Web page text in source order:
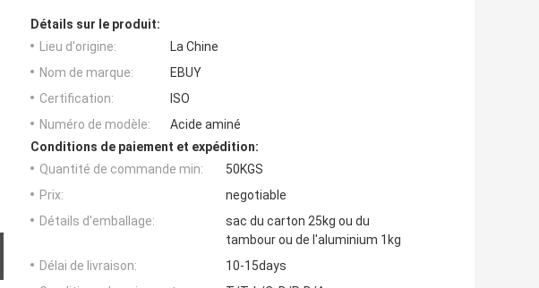
Détails sur le produit:
Lieu d'origine:
La Chine
Nom de marque:
EBUY
Certification:
ISO
Numéro de modèle:
Acide aminé
Conditions de paiement et expédition:
Quantité de commande min:
50KGS
Prix:
negotiable
Détails d'emballage:
sac du carton 25kg ou du
tambour ou de l'aluminium 1kg
Délai de livraison:
10-15days